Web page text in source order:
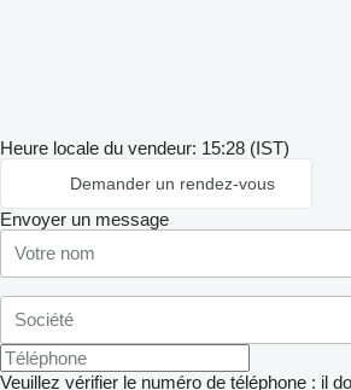
Heure locale du vendeur: 15:28 (IST)
Demander un rendez-vous
Envoyer un message
Veuillez vérifier le numéro de téléphone : il